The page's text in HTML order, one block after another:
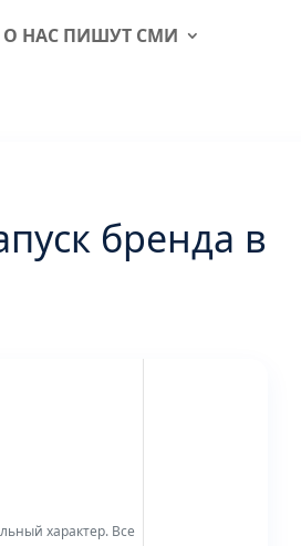
О НАС ПИШУТ СМИ
бренда в
характер. Все